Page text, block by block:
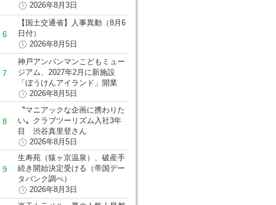
2026年8月3日
【国土交通省】人事異動（8月6
日付）
2026年8月5日
神戸アンパンマンこどもミュー
ジアム、2027年2月に新施設
「ぼうけんアイランド」開業
2026年8月5日
〝マニアックな企画に携わりた
い〟クラブツーリズム入社3年
目 渋谷真里登さん
2026年8月5日
生寿苑（猿ヶ京温泉）、破産手
続き開始決定受ける（帝国デー
タバンク調べ）
2026年8月3日